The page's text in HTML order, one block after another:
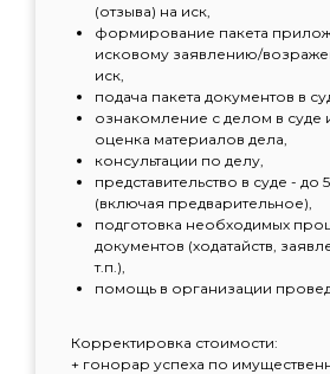
(отзыва) на иск,
формирование пакета
исковому заявлению/
иск,
подача пакета документов в
ознакомление с делом в суде
оценка материалов дела,
консультации по делу,
представительство в суде - до
(включая предварительное),
подготовка необходимых
документов (ходатайств,
т.п.),
помощь в организации
Корректировка стоимости:
+ гонорар успеха по